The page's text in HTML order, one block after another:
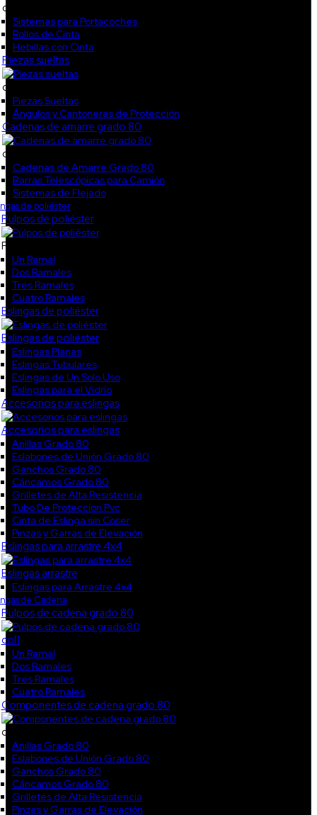
col3
Sistemas para Portacoches
Rollos de Cinta
Hebillas con Cinta
Piezas sueltas
col4
Piezas Sueltas
Ángulos y Cantoneras de Protección
Cadenas de amarre grado 80
col5
Cadenas de Amarre Grado 80
Barras Telescópicas para Camión
Sistemas de Flejado
de poliéster
Pulpos de poliéster
Pulpos de poliéster
Un Ramal
Dos Ramales
Tres Ramales
Cuatro Ramales
Eslingas de poliéster
Eslingas de poliéster
Eslingas Planas
Eslingas Tubulares
Eslingas de Un Solo Uso
Eslingas para el Vidrio
Accesorios para eslingas
Accesorios para eslingas
Anillas Grado 80
Eslabones de Unión Grado 80
Ganchos Grado 80
Cáncamos Grado 80
Grilletes de Alta Resistencia
Tubo De Proteccion Pvc
Cinta de Eslinga sin Coser
Pinzas y Garras de Elevación
Eslingas para arrastre 4x4
Eslingas arrastre
Eslingas para Arrastre 4x4
de Cadena
Pulpos de cadena grado 80
col1
Un Ramal
Dos Ramales
Tres Ramales
Cuatro Ramales
Componentes de cadena grado 80
col2
Anillas Grado 80
Eslabones de Unión Grado 80
Ganchos Grado 80
Cáncamos Grado 80
Grilletes de Alta Resistencia
Pinzas y Garras de Elevación